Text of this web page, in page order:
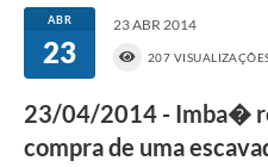
ABR
23
23 ABR 2014
207
23/04/2014 - Imba�
compra de uma